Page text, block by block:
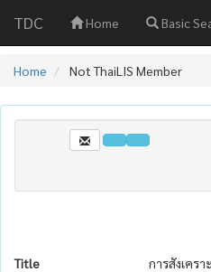
TDC Home Basic
Home Not ThaiLIS Member
Title
การสังเคร